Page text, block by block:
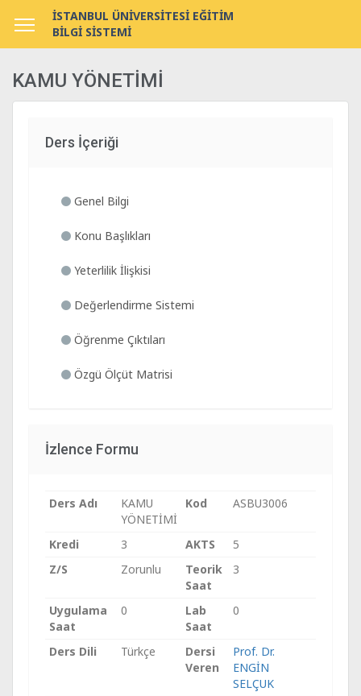
İSTANBUL ÜNİVERSİTESİ EĞİTİM
BİLGİ SİSTEMİ
KAMU YÖNETİMİ
Ders İçeriği
Genel Bilgi
Konu Başlıkları
Yeterlilik İlişkisi
Değerlendirme Sistemi
Öğrenme Çıktıları
Özgü Ölçüt Matrisi
İzlence Formu
Ders Adı
KAMU
YÖNETİMİ
Kod ASBU3006
Kredi 3 AKTS
5
Z/S
Zorunlu
Teorik
Saat
3
Uygulama
Saat
0
Lab
Saat
0
Ders Dili Türkçe
Dersi
Veren
Prof. Dr.
ENGİN
SELÇUK